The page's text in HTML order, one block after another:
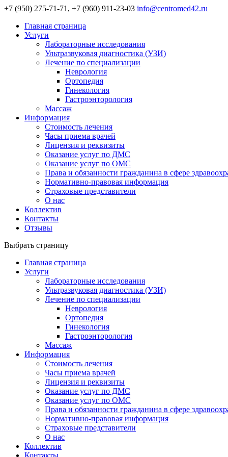
+7 (950) 275-71-71, +7 (960) 911-23-03 info@centromed42.ru
Главная страница
Услуги
Лабораторные исследования
Ультразвуковая диагностика (УЗИ)
Лечение по специализации
Неврология
Ортопедия
Гинекология
Гастроэнторология
Массаж
Информация
Стоимость лечения
Часы приема врачей
Лицензия и реквизиты
Оказание услуг по ДМС
Оказание услуг по ОМС
Права и обязанности гражданина в сфере
Нормативно-правовая информация
Страховые представители
О нас
Коллектив
Контакты
Отзывы
Выбрать страницу
Главная страница
Услуги
Лабораторные исследования
Ультразвуковая диагностика (УЗИ)
Лечение по специализации
Неврология
Ортопедия
Гинекология
Гастроэнторология
Массаж
Информация
Стоимость лечения
Часы приема врачей
Лицензия и реквизиты
Оказание услуг по ДМС
Оказание услуг по ОМС
Права и обязанности гражданина в сфере
Нормативно-правовая информация
Страховые представители
О нас
Коллектив
Контакты